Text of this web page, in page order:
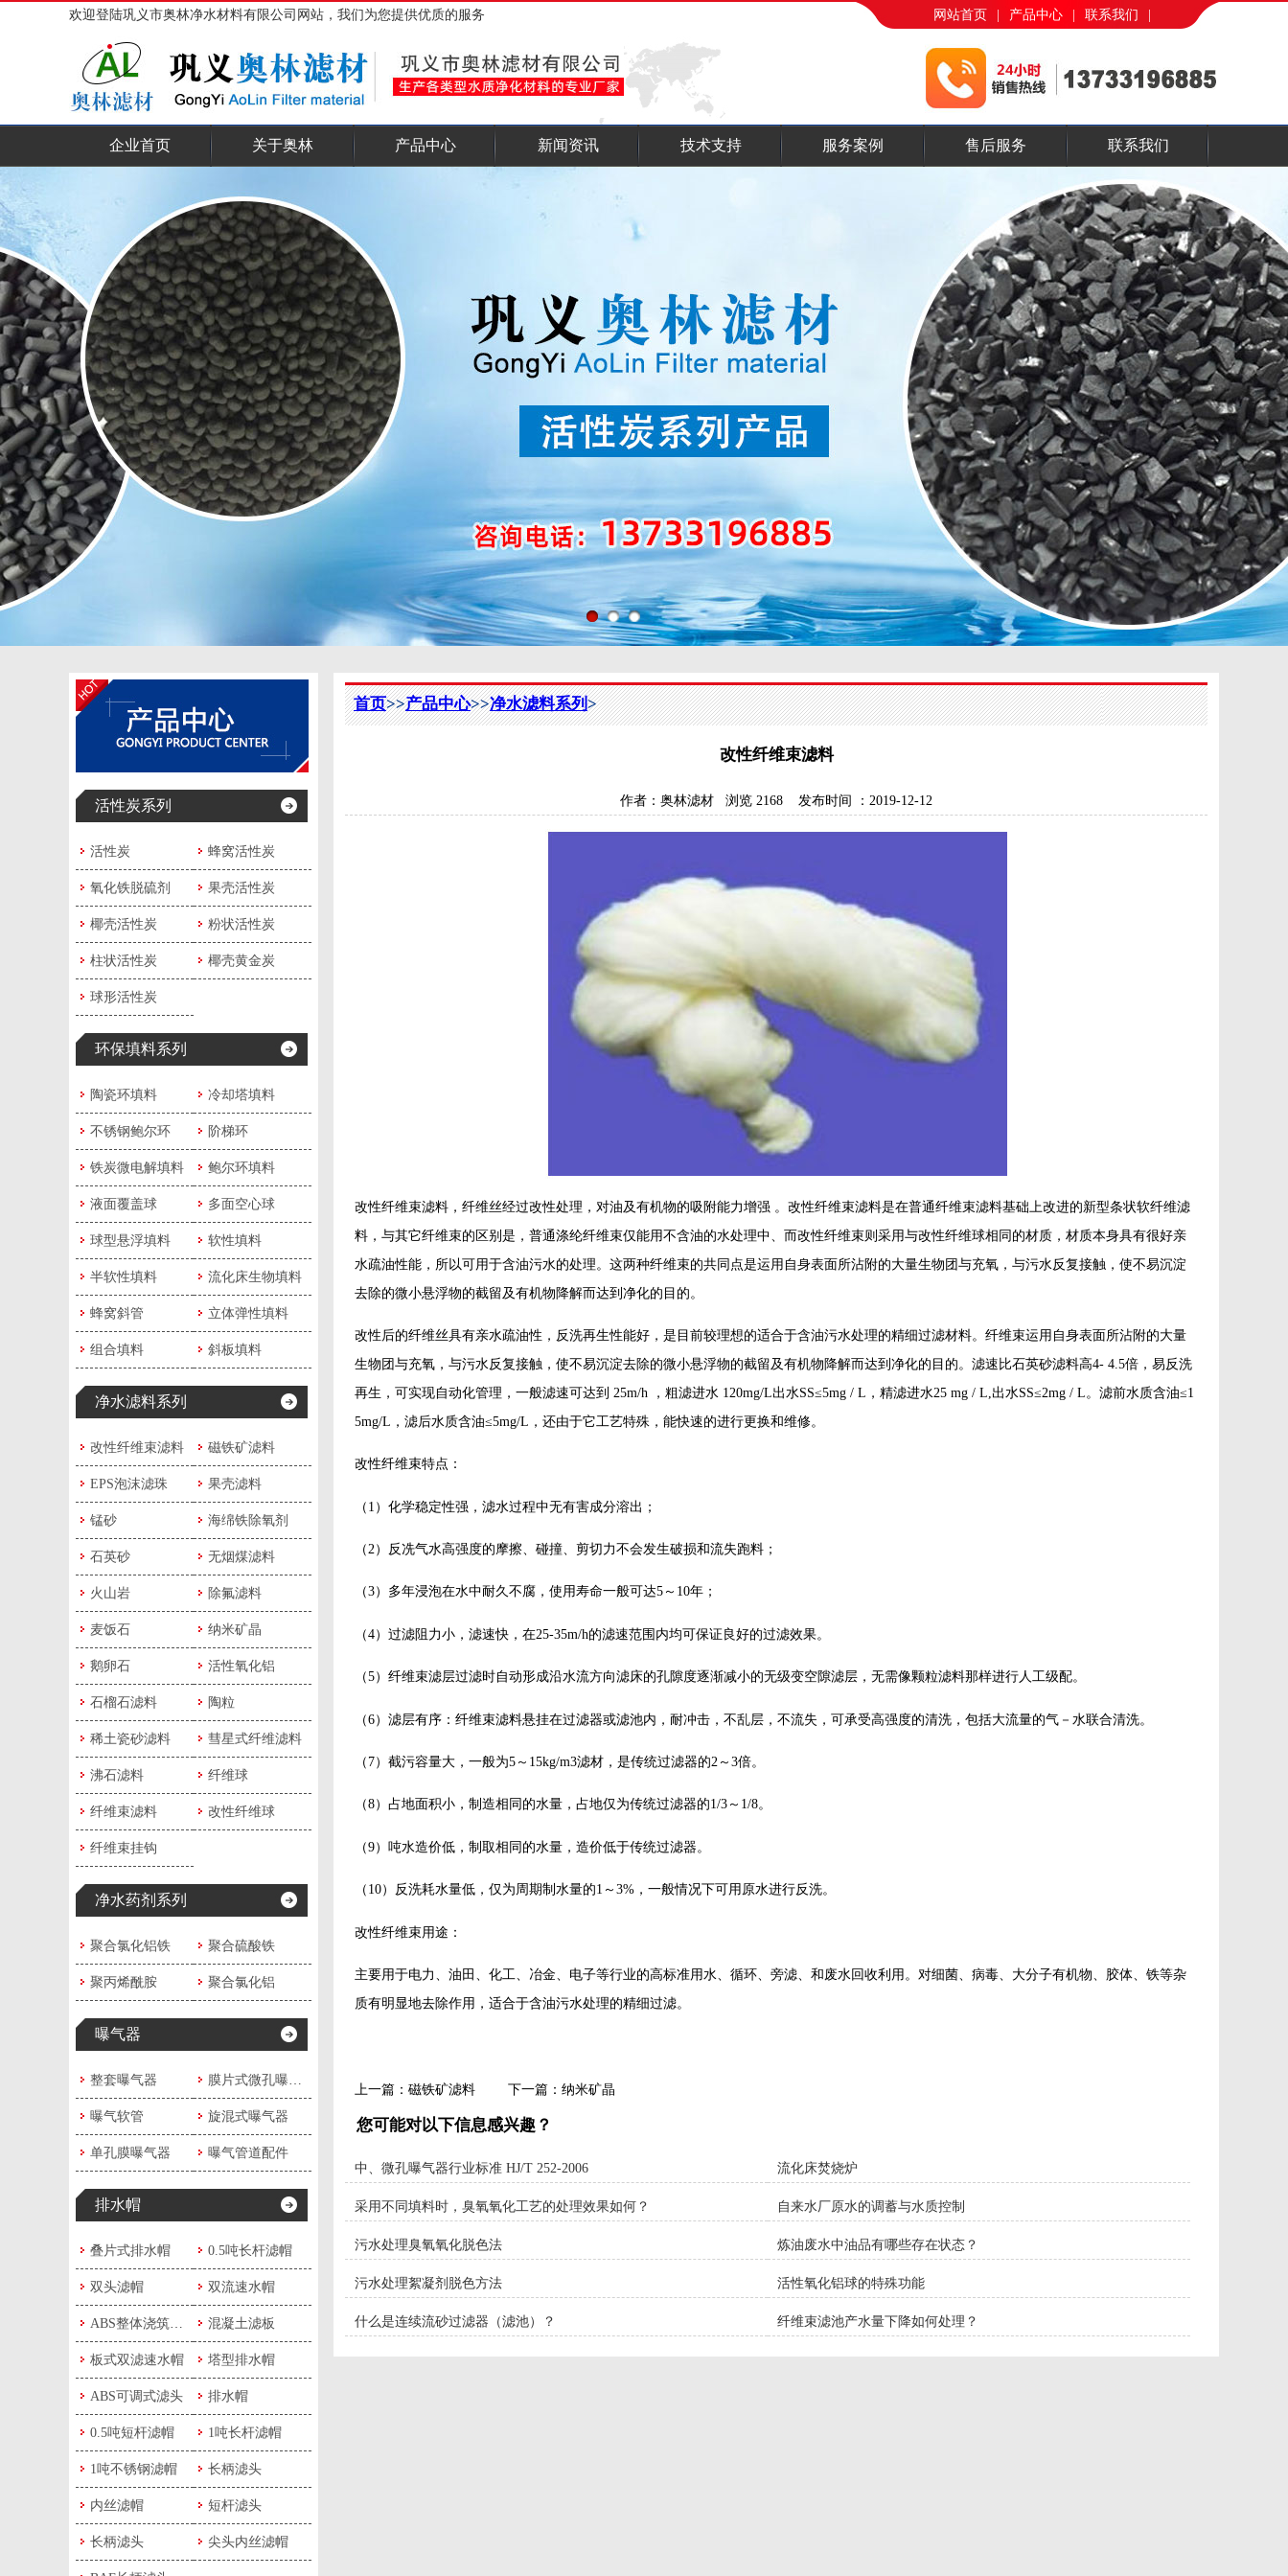
网站首页 | 产品中心 | 联系我们 |
欢迎登陆巩义市奥林净水材料有限公司网站，我们为您提供优质的服务
企业首页 关于奥林 产品中心 新闻资讯 技术支持 服务案例 售后服务 联系我们
活性炭系列
活性炭 蜂窝活性炭
氧化铁脱硫剂 果壳活性炭
椰壳活性炭 粉状活性炭
柱状活性炭 椰壳黄金炭
球形活性炭
环保填料系列
陶瓷环填料 冷却塔填料
不锈钢鲍尔环 阶梯环
铁炭微电解填料 鲍尔环填料
液面覆盖球 多面空心球
球型悬浮填料 软性填料
半软性填料 流化床生物填料
蜂窝斜管 立体弹性填料
组合填料 斜板填料
净水滤料系列
改性纤维束滤料 磁铁矿滤料
EPS泡沫滤珠 果壳滤料
锰砂 海绵铁除氧剂
石英砂 无烟煤滤料
火山岩 除氟滤料
麦饭石 纳米矿晶
鹅卵石 活性氧化铝
石榴石滤料 陶粒
稀土瓷砂滤料 彗星式纤维滤料
沸石滤料 纤维球
纤维束滤料 改性纤维球
纤维束挂钩
净水药剂系列
聚合氯化铝铁 聚合硫酸铁
聚丙烯酰胺 聚合氯化铝
曝气器
整套曝气器
曝气软管 旋混式曝气器
单孔膜曝气器 曝气管道配件
排水帽
叠片式排水帽 0.5吨长杆滤帽
双头滤帽 双流速水帽
ABS整体浇筑滤板 混凝土滤板
板式双滤速水帽 塔型排水帽
ABS可调式滤头 排水帽
0.5吨短杆滤帽 1吨长杆滤帽
1吨不锈钢滤帽 长柄滤头
内丝滤帽 短杆滤头
长柄滤头 尖头内丝滤帽
首页>>产品中心>>净水滤料系列>
改性纤维束滤料
作者： 奥林滤材 浏览 2168 发布时间 ： 2019-12-12
改性纤维束滤料，纤维丝经过改性处理，对油及有机物的吸附能力增强 。改性纤维束滤料是在普通纤维束滤料基础上改进的新型条状软纤维滤
料，与其它纤维束的区别是，普通涤纶纤维束仅能用不含油的水处理中、而改性纤维束则采用与改性纤维球相同的材质，材质本身具有很好亲
水疏油性能，所以可用于含油污水的处理。这两种纤维束的共同点是运用自身表面所沾附的大量生物团与充氧，与污水反复接触，使不易沉淀
去除的微小悬浮物的截留及有机物降解而达到净化的目的。
改性后的纤维丝具有亲水疏油性，反洗再生性能好，是目前较理想的适合于含油污水处理的精细过滤材料。纤维束运用自身表面所沾附的大量
生物团与充氧，与污水反复接触，使不易沉淀去除的微小悬浮物的截留及有机物降解而达到净化的目的。滤速比石英砂滤料高4- 4.5倍，易反洗
再生，可实现自动化管理，一般滤速可达到 25m/h ，粗滤进水 120mg/L出水SS≤5mg / L，精滤进水25 mg / L,出水SS≤2mg / L。滤前水质含油≤1
5mg/L，滤后水质含油≤5mg/L，还由于它工艺特殊，能快速的进行更换和维修。
改性纤维束特点：
（1）化学稳定性强，滤水过程中无有害成分溶出；
（2）反冼气水高强度的摩擦、碰撞、剪切力不会发生破损和流失跑料；
（3）多年浸泡在水中耐久不腐，使用寿命一般可达5～10年；
（4）过滤阻力小，滤速快，在25-35m/h的滤速范围内均可保证良好的过滤效果。
（5）纤维束滤层过滤时自动形成沿水流方向滤床的孔隙度逐渐减小的无级变空隙滤层，无需像颗粒滤料那样进行人工级配。
（6）滤层有序：纤维束滤料悬挂在过滤器或滤池内，耐冲击，不乱层，不流失，可承受高强度的清洗，包括大流量的气－水联合清洗。
（7）截污容量大，一般为5～15kg/m3滤材，是传统过滤器的2～3倍。
（8）占地面积小，制造相同的水量，占地仅为传统过滤器的1/3～1/8。
（9）吨水造价低，制取相同的水量，造价低于传统过滤器。
（10）反洗耗水量低，仅为周期制水量的1～3%，一般情况下可用原水进行反洗。
改性纤维束用途：
主要用于电力、油田、化工、冶金、电子等行业的高标准用水、循环、旁滤、和废水回收利用。对细菌、病毒、大分子有机物、胶体、铁等杂
质有明显地去除作用，适合于含油污水处理的精细过滤。
上一篇： 磁铁矿滤料 下一篇： 纳米矿晶
您可能对以下信息感兴趣？
中、微孔曝气器行业标准 HJ/T 252-2006 流化床焚烧炉
采用不同填料时，臭氧氧化工艺的处理效果如何？ 自来水厂原水的调蓄与水质控制
污水处理臭氧氧化脱色法 炼油废水中油品有哪些存在状态？
污水处理絮凝剂脱色方法 活性氧化铝球的特殊功能
什么是连续流砂过滤器（滤池）？ 纤维束滤池产水量下降如何处理？